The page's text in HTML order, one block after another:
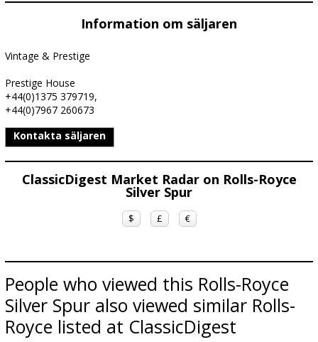
Information om säljaren
Vintage & Prestige
Prestige House
+44(0)1375 379719,
+44(0)7967 260673
Kontakta säljaren
ClassicDigest Market Radar on Rolls-Royce
Silver Spur
$ £ €
People who viewed this Rolls-Royce
Silver Spur also viewed similar Rolls-
Royce listed at ClassicDigest